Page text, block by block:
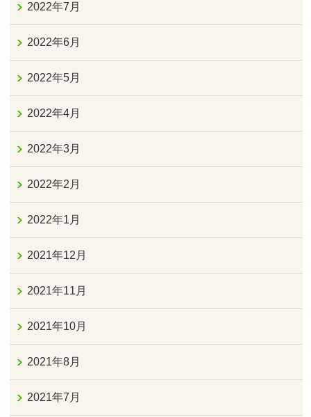
2022年7月
2022年6月
2022年5月
2022年4月
2022年3月
2022年2月
2022年1月
2021年12月
2021年11月
2021年10月
2021年8月
2021年7月